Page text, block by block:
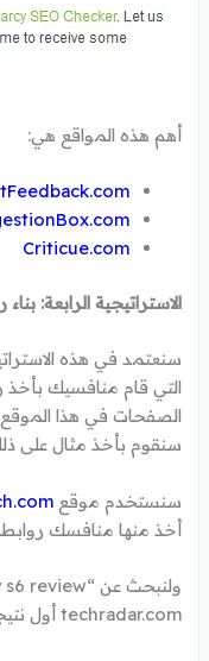
أهم هذه المواقع هي:
Criticue.com
الاستراتيجية الرابعة:
سنعتمد في هذه
التي قام منافسيك
الصفحات في هذا
سنقوم بأخذ مثال على
سنستخدم موقع
أخذ منها منافسك
techradar.com أول نتيجة: